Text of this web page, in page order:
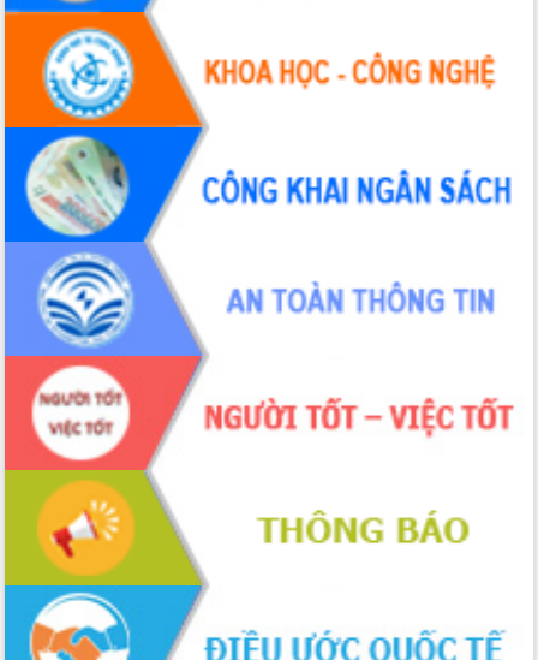
UBND tỉnh họp báo định kỳ tháng 4
năm 2026
Hội thảo khoa học “Giải pháp thúc đẩy
phát triển nền kinh tế xanh tại tỉnh
Đắk Lắk”
Tăng cường giám sát, đôn đốc thực
hiện nhiệm vụ quản lý tài sản công
hàng tuần
Tháo gỡ những vướng mắc, đẩy mạnh
công tác cải cách thủ tục hành chính
tại Trung tâm Phục vụ hành chính
công tỉnh
Đắk Lắk: Tôn vinh 46 giải pháp tại Hội
thi Sáng tạo Kỹ thuật 2024 - 2025
Đắk Lắk rà soát, điều chỉnh Đề án 190
về phát triển nuôi trồng thủy sản
Phó Chủ tịch UBND tỉnh Đắk Lắk
Trương Công Thái kiểm tra thực địa
Dự án cao tốc Khánh Hòa - Buôn Ma
Thuột
Định vị cà phê Việt Nam như một “di
sản sống” trong dòng chảy toàn cầu
Xây dựng nông thôn mới: Nâng cao đời
sống người dân từ những mô hình thiết
thực